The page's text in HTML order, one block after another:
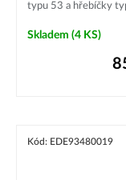
typu 53 a hřebíčky
Skladem (4 KS)
Kód: EDE93480019